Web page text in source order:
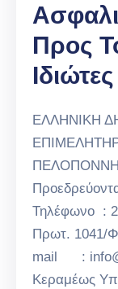
Προς
Ιδιώτες
ΕΛΛΗΝΙΚΗ
Τηλέφωνο :
Πρωτ. 1041/
mail :
Κεραμέως